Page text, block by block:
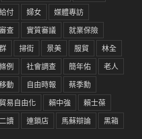
付 婦女
媒體專訪
查 實質審議
就業保險
掃街 景美 服貿
林全
例 社會調查 簡年佑
老人
動 自由時報
蔡季勳
貿易自由化 賴中強
賴士葆
讀 連鎖店 馬蘇辯論 黑箱